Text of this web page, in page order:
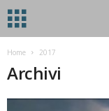
Home 2017
Archivi